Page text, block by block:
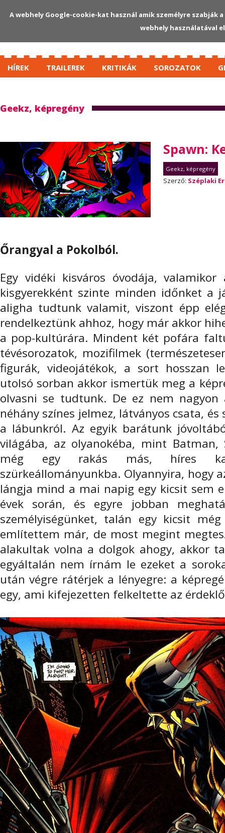
HÍREK TRAILEREK KRITIKÁK SOROZATOK
Geekz, képregény
Spawn:
Geekz, képregény
Szerző: Széplaki
Őrangyal a Pokolból.
Egy vidéki kisváros óvodája, valamikor
kisgyerekként szinte minden időnket
aligha tudtunk valamit, viszont épp
rendelkeztünk ahhoz, hogy már akkor
a pop-kultúrára. Mindent két pofára
tévésorozatok, mozifilmek
figurák, videojátékok, a sort hosszan
utolsó sorban akkor ismertük meg a
olvasni se tudtunk. De ez nem
néhány színes jelmez, látványos csata,
a lábunkról. Az egyik barátunk
világába, az olyanokéba, mint Batman,
még egy rakás más, híres
szürkeállományunkba. Olyannyira, hogy
lángja mind a mai napig egy kicsit sem
évek során, és egyre jobban
személyiségünket, talán egy kicsit
említettem már, de most megint
alakultak volna a dolgok ahogy, akkor
egyáltalán nem írnám le ezeket a
után végre rátérjek a lényegre: a
egy, ami kifejezetten felkeltette az
A webhely Google-cookie-kat használ amik személyre
webhely használatával